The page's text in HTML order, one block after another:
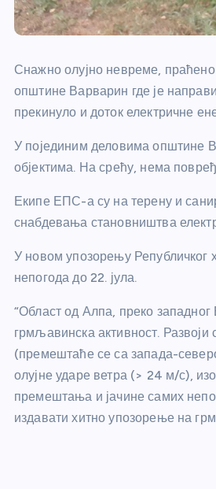
Снажно олујно невреме,
општине Варварин где је
прекинуло и доток електричне
У појединим деловима општине
објектима. На срећу, нема
Екипе ЕПС-а су на терену и
снабдевања становништва
У новом упозорењу Републичког
непогода до 22. јула.
“Област од Алпа, преко западног
грмљавинска активност.
(премештаће се са запада-
олујне ударе ветра (> 24 м/с),
премештања и јачине самих
издавати хитно упозорење на